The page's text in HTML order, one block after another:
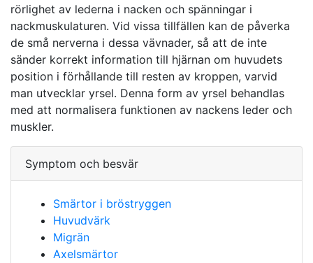
rörlighet av lederna i nacken och spänningar i
nackmuskulaturen. Vid vissa tillfällen kan de påverka
de små nerverna i dessa vävnader, så att de inte
sänder korrekt information till hjärnan om huvudets
position i förhållande till resten av kroppen, varvid
man utvecklar yrsel. Denna form av yrsel behandlas
med att normalisera funktionen av nackens leder och
muskler.
Symptom och besvär
Smärtor i bröstryggen
Huvudvärk
Migrän
Axelsmärtor